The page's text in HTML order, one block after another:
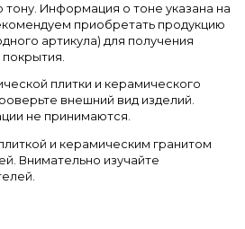
тону. Информация о тоне указана на
приобретать продукцию
артикула) для получения
плитки и керамического
внешний вид изделий.
не принимаются.
и керамическим гранитом
Внимательно изучайте